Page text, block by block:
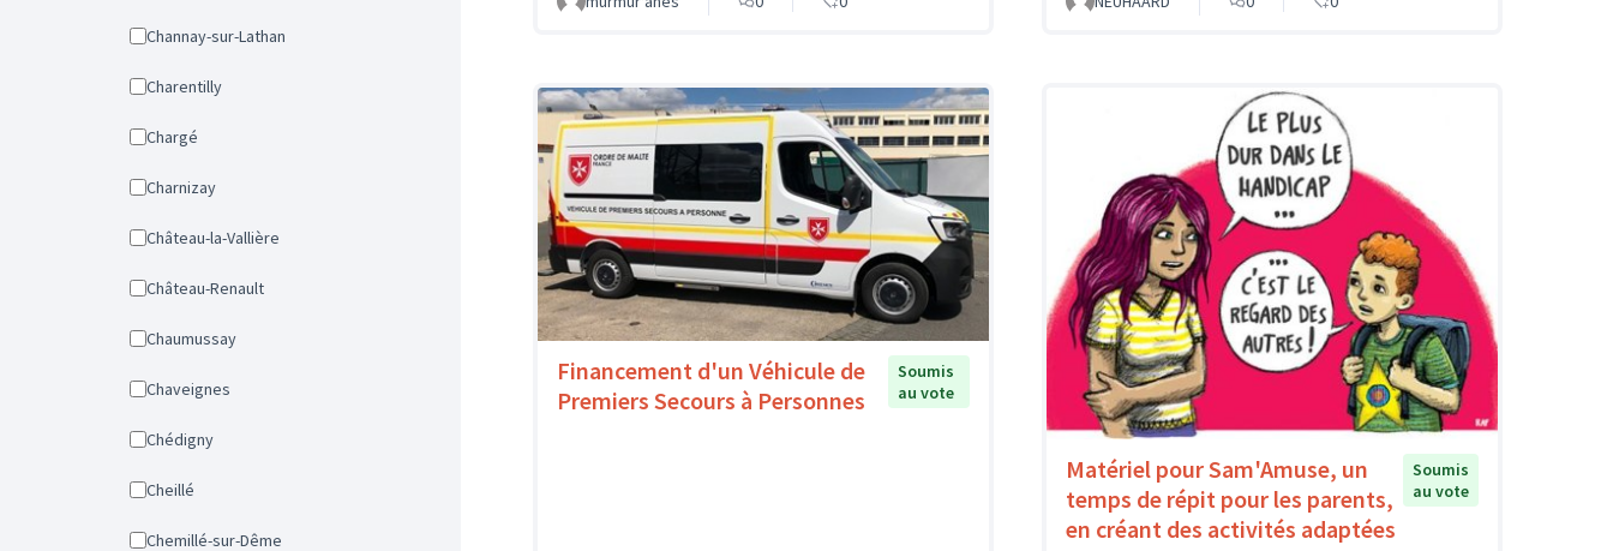
Channay-sur-Lathan
Charentilly
Chargé
Charnizay
Château-la-Vallière
Château-Renault
Chaumussay
Chaveignes
Chédigny
Cheillé
Chemillé-sur-Dême
Financement d'un Véhicule de
Premiers Secours à Personnes
Soumis
au vote
Matériel pour Sam'Amuse, un
temps de répit pour les parents,
en créant des activités adaptées
Soumis
au vote